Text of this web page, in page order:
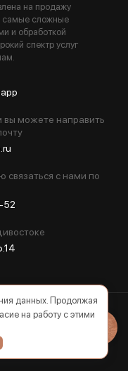
на продажу
сложные
и обработкой
спектр услуг
можете направить
с нами по
52
данных. Продолжая
на работу с этими